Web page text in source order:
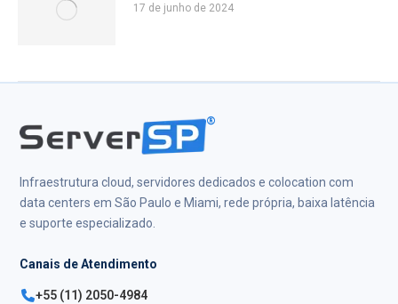
17 de junho de 2024
®
Infraestrutura cloud, servidores dedicados e colocation com
data centers em São Paulo e Miami, rede própria, baixa latência
e suporte especializado.
Canais de Atendimento
+55 (11) 2050-4984